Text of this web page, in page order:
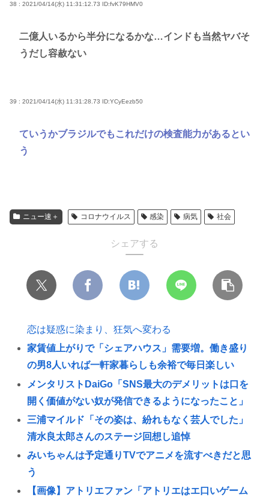
38 : 2021/04/14(水) 11:31:12.73 ID:fvK79HMV0
二億人いるから半分になるかな…インドも当然ヤバそ
うだし容赦ない
39 : 2021/04/14(水) 11:31:28.73 ID:YCyEezb50
ていうかブラジルでもこれだけの検査能力があるとい
う
ニュー速＋ コロナウイルス 感染 病気 社会
シェアする
恋は疑惑に染まり、狂気へ変わる
家賃値上がりで「シェアハウス」需要増。働き盛り
の男8人いれば一軒家暮らしも余裕で毎日楽しい
メンタリストDaiGo「SNS最大のデメリットは口を
開く価値がない奴が発信できるようになったこと」
三浦マイルド「その姿は、紛れもなく芸人でした」
清水良太郎さんのステージ回想し追悼
みいちゃんは予定通りTVでアニメを流すべきだと思
う
【画像】アトリエファン「アトリエはエ口いゲーム